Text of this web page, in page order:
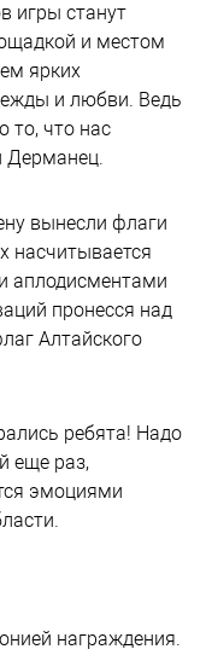
игры станут
и местом
ярких
и любви. Ведь
то, что нас
Дерманец.
вынесли флаги
насчитывается
аплодисментами
пронесся над
Алтайского
ребята! Надо
еще раз,
эмоциями
награждения.